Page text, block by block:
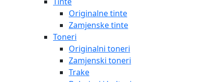
Originalne tinte
Zamjenske tinte
Toneri
Originalni toneri
Zamjenski toneri
Trake